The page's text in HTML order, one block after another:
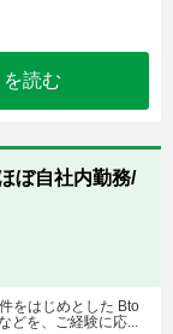
読む
ぼ自社内勤務/
をはじめとした Bto
どを、ご経験に応...